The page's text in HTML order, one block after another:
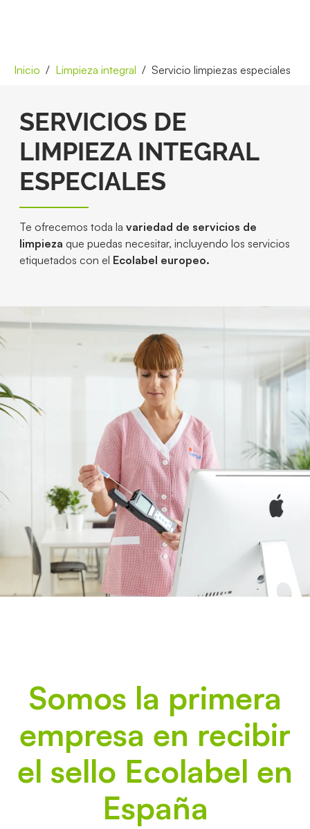
Inicio Limpieza integral Servicio limpiezas especiales
SERVICIOS DE
LIMPIEZA INTEGRAL
ESPECIALES
Te ofrecemos toda la variedad de servicios de
limpieza que puedas necesitar, incluyendo los servicios
etiquetados con el Ecolabel europeo.
Somos la primera
empresa en recibir
el sello Ecolabel en
España